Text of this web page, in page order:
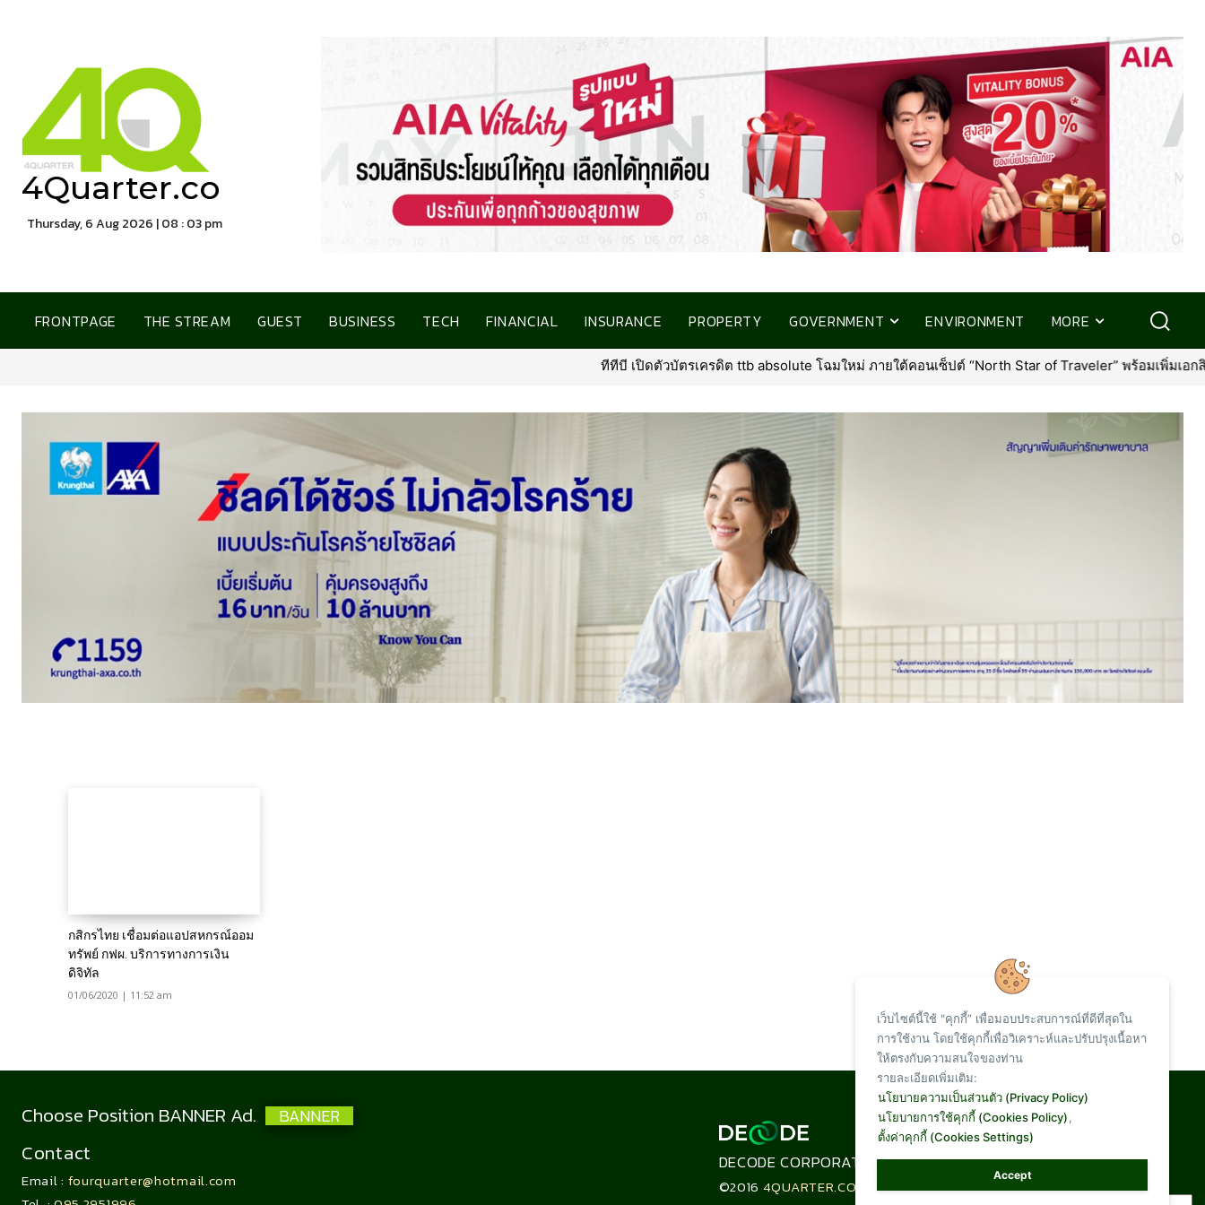
4Quarter.co
Thursday, 6 Aug 2026 | 08 : 03 pm
FRONTPAGE THE STREAM GUEST BUSINESS TECH FINANCIAL INSURANCE PROPERTY GOVERNMENT ENVIRONMENT MORE
ทีทีบี เปิดตัวบัตรเครดิต ttb absolute โฉมใหม่ ภายใต้คอนเซ็ปต์ “North Star of Traveler” พร้อมเพิ่มเอกสิทธิ์ใหม่ที่คุ้ม
กสิกรไทย เชื่อมต่อแอปสหกรณ์ออม
ทรัพย์ กฟผ. บริการทางการเงิน
ดิจิทัล
01/06/2020 | 11:52 am
Choose Position BANNER Ad. BANNER
Contact
Email : fourquarter@hotmail.com
DECODE CORPORATION LIMITED
©2016 4QUARTER.CO
Total Visit :
1,093,871
เว็บไซต์นี้ใช้ "คุกกี้” เพื่อมอบประสบการณ์ที่ดีที่สุดใน
การใช้งาน โดยใช้คุกกี้เพื่อวิเคราะห์และปรับปรุงเนื้อหา
ให้ตรงกับความสนใจของท่าน
รายละเอียดเพิ่มเติม:
นโยบายความเป็นส่วนตัว (Privacy Policy)
นโยบายการใช้คุกกี้ (Cookies Policy),
ตั้งค่าคุกกี้ (Cookies Settings)
Accept